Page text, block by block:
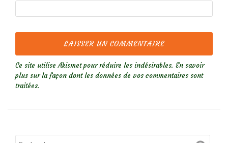
Ce site utilise Akismet pour réduire les indésirables. En savoir
plus sur la façon dont les données de vos commentaires sont
traitées.